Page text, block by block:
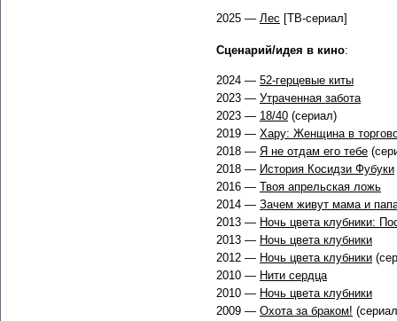
2025 — Лес [ТВ-сериал]
Сценарий/идея в кино:
2024 — 52-герцевые киты
2023 — Утраченная забота
2023 — 18/40 (сериал)
2019 — Хару: Женщина в
2018 — Я не отдам его тебе
2018 — История Косидзи Фубуки
2016 — Твоя апрельская ложь
2014 — Зачем живут мама и
2013 — Ночь цвета клубники:
2013 — Ночь цвета клубники
2012 — Ночь цвета клубники
2010 — Нити сердца
2010 — Ночь цвета клубники
2009 — Охота за браком!